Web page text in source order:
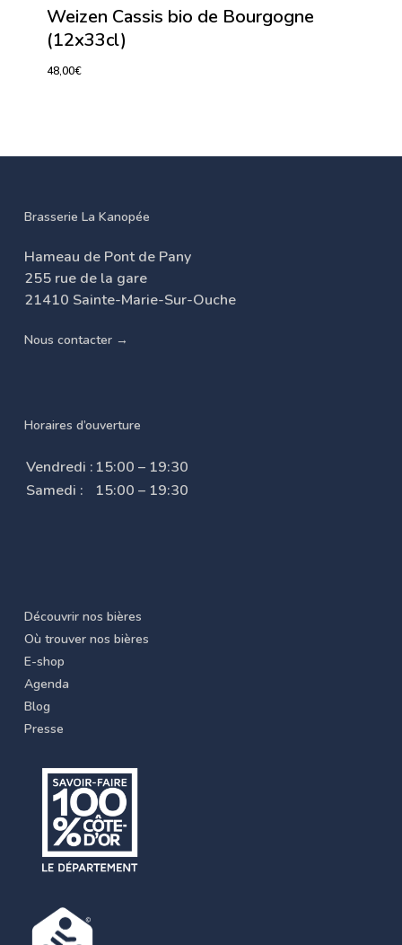
Weizen Cassis bio de Bourgogne
(12x33cl)
48,00€
Brasserie La Kanopée
Hameau de Pont de Pany
255 rue de la gare
21410 Sainte-Marie-Sur-Ouche
Nous contacter →
Horaires d’ouverture
Vendredi : 15:00 – 19:30
Samedi :
15:00 – 19:30
Découvrir nos bières
Où trouver nos bières
E-shop
Agenda
Blog
Presse